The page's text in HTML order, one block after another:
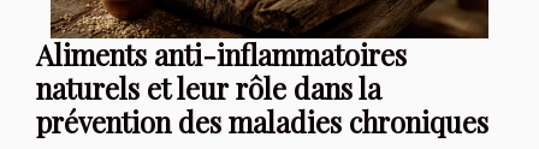
Aliments anti-inflammatoires
naturels et leur rôle dans la
prévention des maladies chroniques